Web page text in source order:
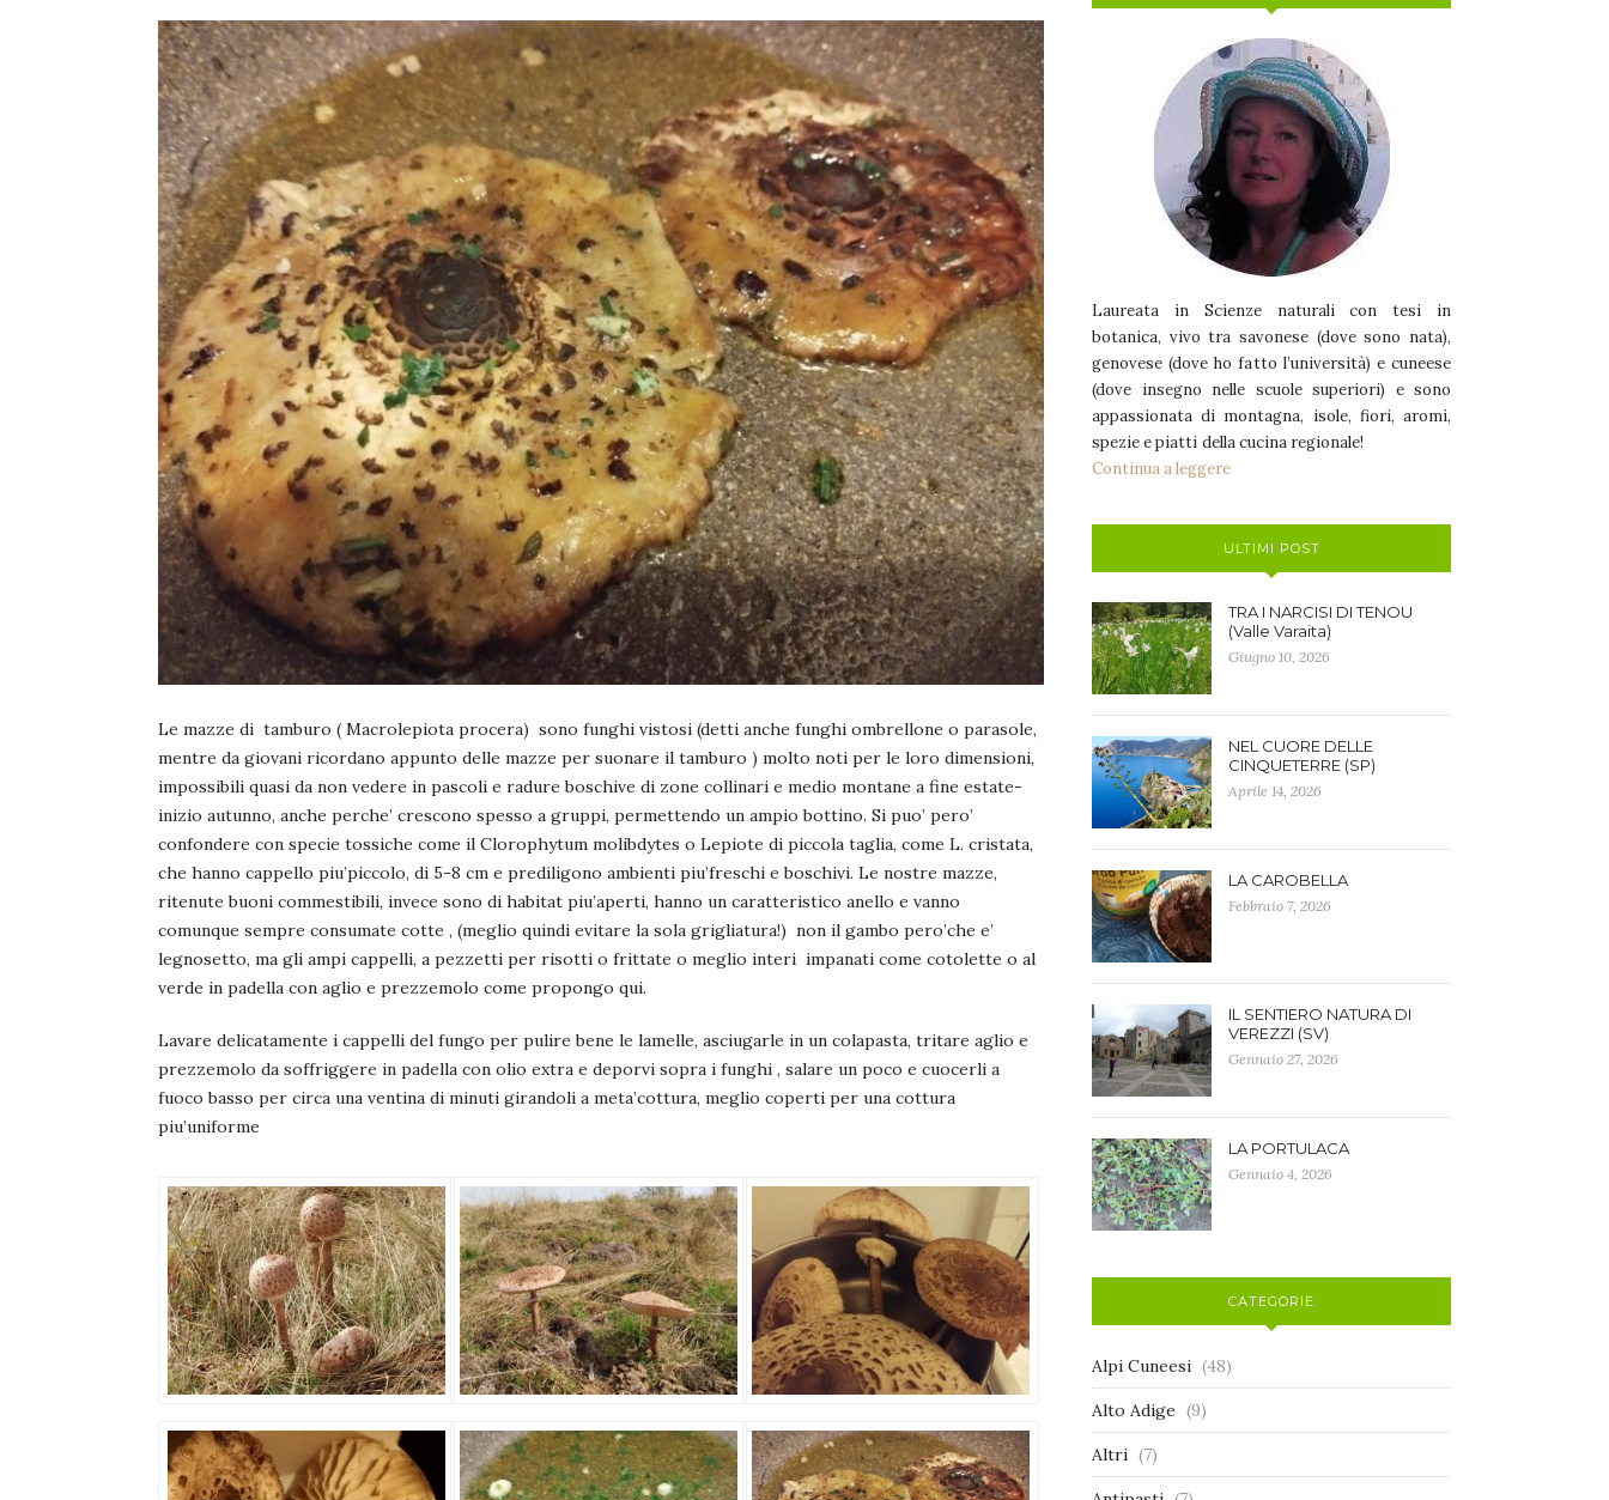
Le mazze di tamburo ( Macrolepiota procera) sono funghi vistosi (detti anche funghi ombrellone o parasole,
mentre da giovani ricordano appunto delle mazze per suonare il tamburo ) molto noti per le loro dimensioni,
impossibili quasi da non vedere in pascoli e radure boschive di zone collinari e medio montane a fine estate-
inizio autunno, anche perche’ crescono spesso a gruppi, permettendo un ampio bottino. Si puo’ pero’
confondere con specie tossiche come il Clorophytum molibdytes o Lepiote di piccola taglia, come L. cristata,
che hanno cappello piu’piccolo, di 5-8 cm e prediligono ambienti piu’freschi e boschivi. Le nostre mazze,
ritenute buoni commestibili, invece sono di habitat piu’aperti, hanno un caratteristico anello e vanno
comunque sempre consumate cotte , (meglio quindi evitare la sola grigliatura!) non il gambo pero’che e’
legnosetto, ma gli ampi cappelli, a pezzetti per risotti o frittate o meglio interi impanati come cotolette o al
verde in padella con aglio e prezzemolo come propongo qui.
Lavare delicatamente i cappelli del fungo per pulire bene le lamelle, asciugarle in un colapasta, tritare aglio e
prezzemolo da soffriggere in padella con olio extra e deporvi sopra i funghi , salare un poco e cuocerli a
fuoco basso per circa una ventina di minuti girandoli a meta’cottura, meglio coperti per una cottura
piu’uniforme
Laureata in Scienze naturali con tesi in
botanica, vivo tra savonese (dove sono nata),
genovese (dove ho fatto l’università) e cuneese
(dove insegno nelle scuole superiori) e sono
appassionata di montagna, isole, fiori, aromi,
spezie e piatti della cucina regionale!
Continua a leggere
ULTIMI POST
TRA I NARCISI DI TENOU
(Valle Varaita)
Giugno 10, 2026
NEL CUORE DELLE
CINQUETERRE (SP)
Aprile 14, 2026
LA CAROBELLA
Febbraio 7, 2026
IL SENTIERO NATURA DI
VEREZZI (SV)
Gennaio 27, 2026
LA PORTULACA
Gennaio 4, 2026
CATEGORIE
Alpi Cuneesi (48)
Alto Adige (9)
Altri (7)